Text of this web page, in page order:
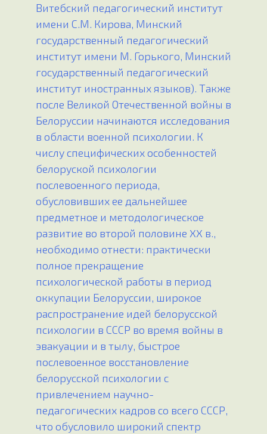
Витебский педагогический институт
имени С.М. Кирова, Минский
государственный педагогический
институт имени М. Горького, Минский
государственный педагогический
институт иностранных языков). Также
после Великой Отечественной войны в
Белоруссии начинаются исследования
в области военной психологии. К
числу специфических особенностей
белоруской психологии
послевоенного периода,
обусловивших ее дальнейшее
предметное и методологическое
развитие во второй половине XX в.,
необходимо отнести: практически
полное прекращение
психологической работы в период
оккупации Белоруссии, широкое
распространение идей белорусской
психологии в СССР во время войны в
эвакуации и в тылу, быстрое
послевоенное восстановление
белорусской психологии с
привлечением научно-
педагогических кадров со всего СССР,
что обусловило широкий спектр